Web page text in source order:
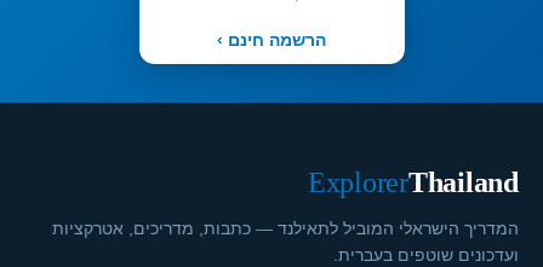
הרשמה חינם ›
Thailand
Explorer
המדריך הישראלי המוביל לתאילנד — כתבות, מדריכים, אטרקציות
ועדכונים שוטפים בעברית.